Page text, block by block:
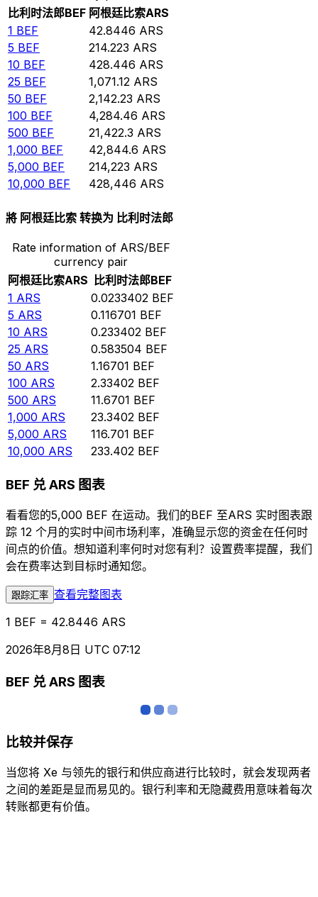
比利时法郎BEF 阿根廷比索ARS
1 BEF 42.8446 ARS
5 BEF 214.223 ARS
10 BEF 428.446 ARS
25 BEF 1,071.12 ARS
50 BEF 2,142.23 ARS
100 BEF 4,284.46 ARS
500 BEF 21,422.3 ARS
1,000 BEF 42,844.6 ARS
5,000 BEF 214,223 ARS
10,000 BEF 428,446 ARS
將 阿根廷比索 转换为 比利时法郎
Rate information of ARS/BEF
currency pair
阿根廷比索ARS 比利时法郎BEF
1 ARS 0.0233402 BEF
5 ARS 0.116701 BEF
10 ARS 0.233402 BEF
25 ARS 0.583504 BEF
50 ARS 1.16701 BEF
100 ARS 2.33402 BEF
500 ARS 11.6701 BEF
1,000 ARS 23.3402 BEF
5,000 ARS 116.701 BEF
10,000 ARS 233.402 BEF
BEF 兑 ARS 图表
看看您的5,000 BEF 在运动。我们的BEF 至ARS 实时图表跟
踪 12 个月的实时中间市场利率，准确显示您的资金在任何时
间点的价值。想知道利率何时对您有利？设置费率提醒，我们
会在费率达到目标时通知您。
跟踪汇率 查看完整图表
1 BEF = 42.8446 ARS
2026年8月8日 UTC 07:12
BEF 兑 ARS 图表
比较并保存
当您将 Xe 与领先的银行和供应商进行比较时，就会发现两者
之间的差距是显而易见的。银行利率和无隐藏费用意味着每次
转账都更有价值。